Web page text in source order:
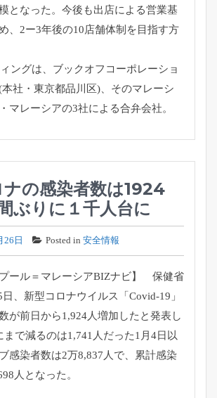
となった。 今後も出店による営業基
、 2ー3年後の10店舗体制を目指す方
ングは、ブックオフコーポレーショ
本社・東京都品川区)、そのマレーシ
マレーシアの3社による合弁会社。
ナの感染者数は1924
ぶりに１千人台に
26日 Posted in 安全情報
プール＝マレーシアBIZナビ】 保健省
日、新型コロナウイルス「Covid-19」
が前日から1,924人増加したと発表し
まで減るのは1,741人だった1月4日以
感染者数は2万8,837人で、累計感染
人となった。